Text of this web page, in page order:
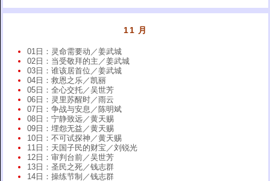
11 月
01日：灵命需要动／姜武城
02日：当受敬拜的主／姜武城
03日：谁该居首位／姜武城
04日：救恩之乐／凯丽
05日：全心交托／吴世芳
06日：灵里苏醒时／雨云
07日：争战与安息／陈明斌
08日：宁静致远／黄天赐
09日：埋怨无益／黄天赐
10日：不可试探神／黄天赐
11日：天国子民的财宝／刘锐光
12日：审判台前／吴世芳
13日：圣民之死／钱志群
14日：操练节制／钱志群